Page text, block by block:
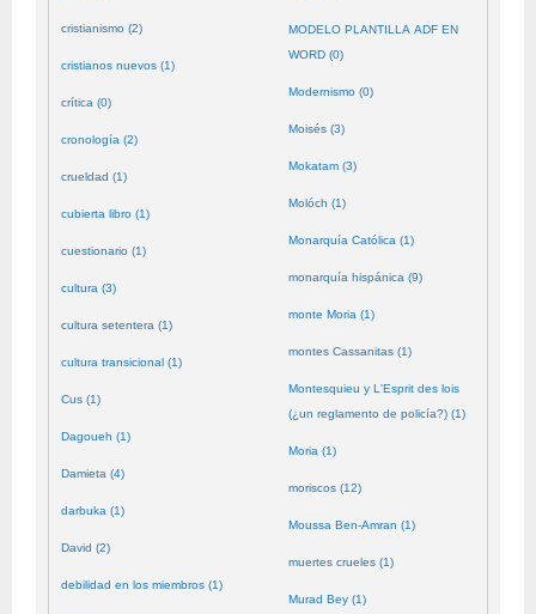
cristianismo (2)
cristianos nuevos (1)
crítica (0)
cronología (2)
crueldad (1)
cubierta libro (1)
cuestionario (1)
cultura (3)
cultura setentera (1)
cultura transicional (1)
Cus (1)
Dagoueh (1)
Damieta (4)
darbuka (1)
David (2)
debilidad en los miembros (1)
MODELO PLANTILLA ADF EN
WORD (0)
Modernismo (0)
Moisés (3)
Mokatam (3)
Molóch (1)
Monarquía Católica (1)
monarquía hispánica (9)
monte Moria (1)
montes Cassanitas (1)
Montesquieu y L'Esprit des lois
(¿un reglamento de policía?) (1)
Moria (1)
moriscos (12)
Moussa Ben-Amran (1)
muertes crueles (1)
Murad Bey (1)